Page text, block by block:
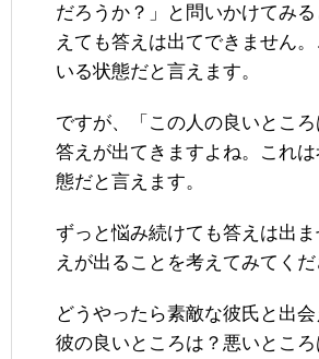
だろうか？」と問いかけてみ
えても答えは出てできません
いる状態だと言えます。
ですが、「この人の良いところ
答えが出てきますよね。これ
態だと言えます。
ずっと悩み続けても答えは出
えが出ることを考えてみてくだ
どうやったら素敵な彼氏と出会
彼の良いところは？悪いとこ